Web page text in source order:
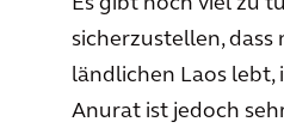
sicherzustellen, dass
ländlichen Laos lebt,
Anurat ist jedoch